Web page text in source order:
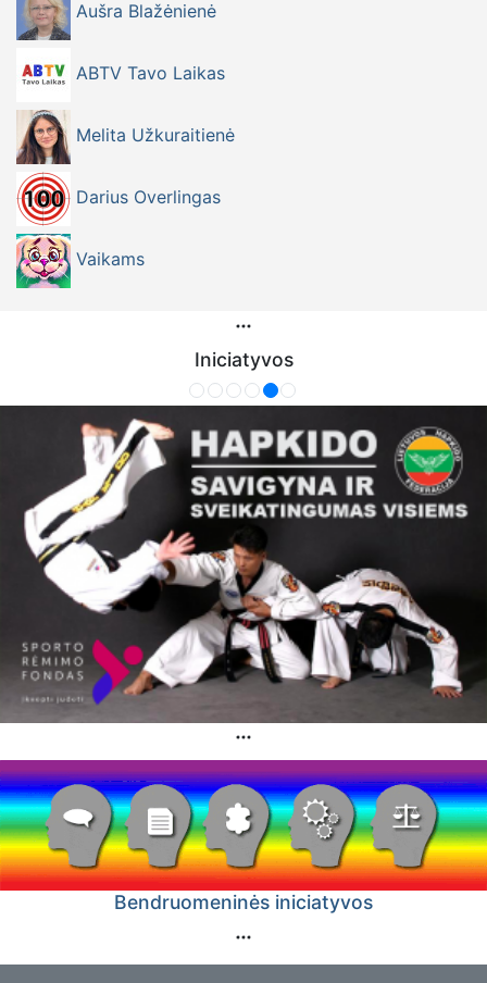
Aušra Blažėnienė
ABTV Tavo Laikas
Melita Užkuraitienė
Darius Overlingas
Vaikams
Iniciatyvos
Bendruomeninės iniciatyvos